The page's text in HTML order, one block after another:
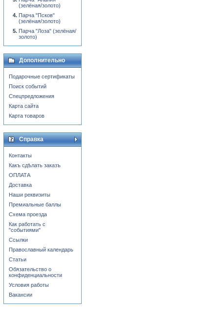
(зелёная/золото)
Парча "Псков"
(зелёная/золото)
Парча "Лоза" (зелёная/
золото)
Дополнительно
Подарочные сертификаты
Поиск событий
Спецпредложения
Карта сайта
Карта товаров
Справка
Контакты
Какъ сдѣлать заказъ
ОПЛАТА
Доставка
Наши реквизиты
Премиальные баллы
Схема проезда
Как работать с
"событиями"
Ссылки
Православный календарь
Статьи
Обязательство о
конфиденциальности
Условия работы
Вакансии